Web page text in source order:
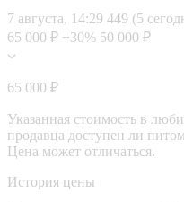
7 августа, 14:29 449 (5
65 000 ₽ +30% 50 000 ₽
65 000 ₽
Указанная стоимость в
продавца доступен ли
Цена может отличаться.
История цены